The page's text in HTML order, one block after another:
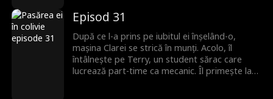
se prăbușește sub greutatea secretului său,
iar Terry pleacă, neștiind că Clara este
însărcinată. Ani mai târziu, el se întoarce cu
putere și bogăție, iar povestea lor de
dragoste începe din nou.
Episod 31
După ce l-a prins pe iubitul ei înșelând-o,
mașina Clarei se strică în munți. Acolo, îl
întâlnește pe Terry, un student sărac care
lucrează part-time ca mecanic. Îl primește la